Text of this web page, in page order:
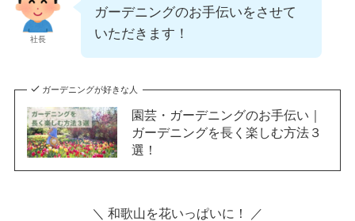
社長
ガーデニングのお手伝いをさせて
いただきます！
ガーデニングが好きな人
園芸・ガーデニングのお手伝い｜
ガーデニングを長く楽しむ方法３
選！
＼ 和歌山を花いっぱいに！ ／